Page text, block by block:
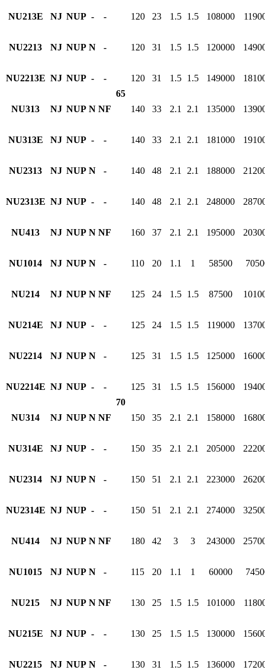
65
NU213E NJ NUP - - 120 23 1.5 1.5 108000
NU2213 NJ NUP N - 120 31 1.5 1.5 120000
NU2213E NJ NUP - - 120 31 1.5 1.5 149000
NU313 NJ NUP N NF 140 33 2.1 2.1 135000
NU313E NJ NUP - - 140 33 2.1 2.1 181000
NU2313 NJ NUP N - 140 48 2.1 2.1 188000
NU2313E NJ NUP - - 140 48 2.1 2.1 248000
NU413 NJ NUP N NF 160 37 2.1 2.1 195000
NU1014 NJ NUP N -
70
110 20 1.1 1 58500
NU214 NJ NUP N NF 125 24 1.5 1.5 87500
NU214E NJ NUP - - 125 24 1.5 1.5 119000
NU2214 NJ NUP N - 125 31 1.5 1.5 125000
NU2214E NJ NUP - - 125 31 1.5 1.5 156000
NU314 NJ NUP N NF 150 35 2.1 2.1 158000
NU314E NJ NUP - - 150 35 2.1 2.1 205000
NU2314 NJ NUP N - 150 51 2.1 2.1 223000
NU2314E NJ NUP - - 150 51 2.1 2.1 274000
NU414 NJ NUP N NF 180 42 3 3 243000
NU1015 NJ NUP N - 115 20 1.1 1 60000
NU215 NJ NUP N NF 130 25 1.5 1.5 101000
NU215E NJ NUP - - 130 25 1.5 1.5 130000
NU2215 NJ NUP N - 130 31 1.5 1.5 136000